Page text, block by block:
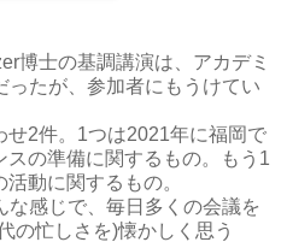
博士の基調講演は、アカデミ
ったが、参加者にもうけてい
2件。1つは2021年に福岡で
の準備に関するもの。もう1
動に関するもの。
な感じで、毎日多くの会議を
の忙しさを)懐かしく思う